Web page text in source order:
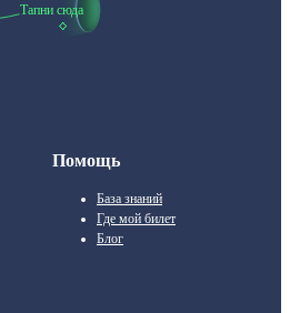
Тапни сюда
Помощь
База знаний
Где мой билет
Блог